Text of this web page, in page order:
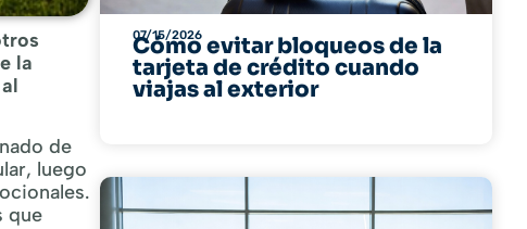
la
de
luego
que
07/15/2026
Cómo evitar bloqueos de la
tarjeta de crédito cuando
viajas al exterior